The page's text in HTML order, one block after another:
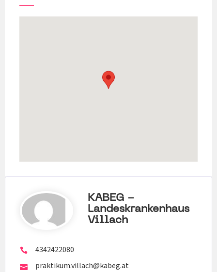
KABEG -
Landeskrankenhaus
Villach
4342422080
praktikum.villach@kabeg.at